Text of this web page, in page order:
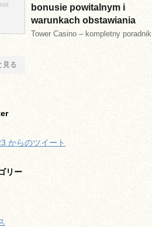
bonusie powitalnym i
warunkach obstawiania
Tower Casino – kompletny poradnik
見る
からのツイート
リー